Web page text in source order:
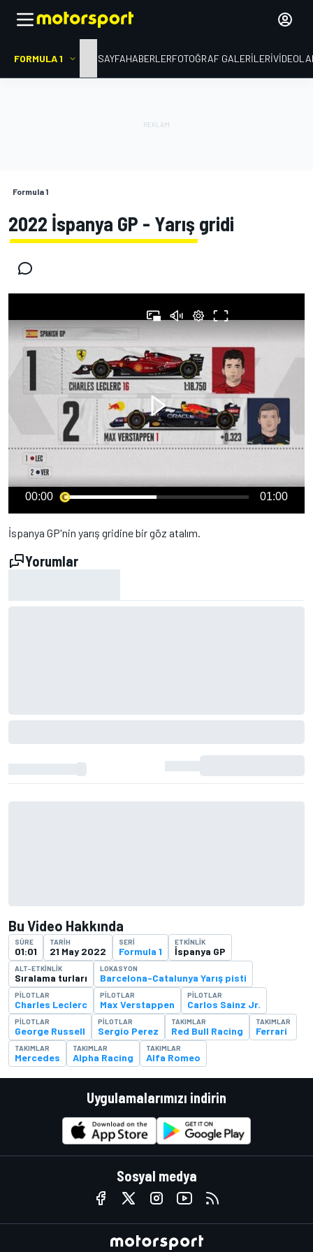
FORMULA 1 ANA SAYFAHABERLERFOTOĞRAF GALERILERI
Formula 1
2022 İspanya GP - Yarış gridi
00:00 01:00
İspanya GP'nin yarış gridine bir göz atalım.
Yorumlar
Bu Video Hakkında
SÜRE
01:01
TARIH
21 May 2022
SERI
Formula 1
ETKINLIK
İspanya GP
ALT-ETKINLIK
Sıralama turları
LOKASYON
Barcelona-Catalunya Yarış pisti
PILOTLAR
Charles Leclerc
PILOTLAR
Max Verstappen
PILOTLAR
Carlos Sainz Jr.
PILOTLAR
George Russell
PILOTLAR
Sergio Perez
TAKIMLAR
Red Bull Racing
TAKIMLAR
Ferrari
TAKIMLAR
Mercedes
TAKIMLAR
Alpha Racing
TAKIMLAR
Alfa Romeo
Uygulamalarımızı indirin
Sosyal medya